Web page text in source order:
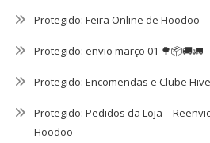
Protegido: Feira Online de Hoodoo –
Protegido: envio março 01 🌳📦🚚🚛
Protegido: Encomendas e Clube Hive
Protegido: Pedidos da Loja –
Hoodoo